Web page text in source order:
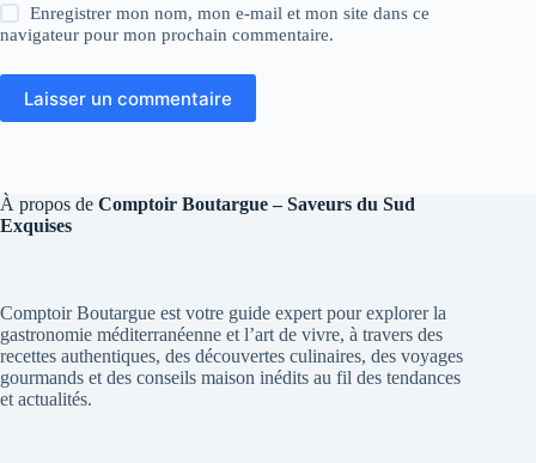
Enregistrer mon nom, mon e-mail et mon site dans ce
navigateur pour mon prochain commentaire.
Laisser un commentaire
À propos de Comptoir Boutargue – Saveurs du Sud
Exquises
Comptoir Boutargue est votre guide expert pour explorer la
gastronomie méditerranéenne et l’art de vivre, à travers des
recettes authentiques, des découvertes culinaires, des voyages
gourmands et des conseils maison inédits au fil des tendances
et actualités.